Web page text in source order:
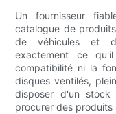
Un fournisseur
catalogue de
de véhicules et
exactement ce
compatibilité ni la
disques ventilés,
disposer d'un
procurer des produits